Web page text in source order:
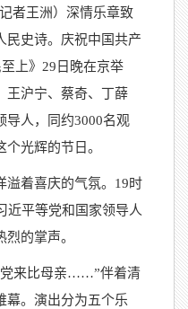
者王洲）深情乐章致
民史诗。庆祝中国共产
上》29日晚在京举
王沪宁、蔡奇、丁薛
导人，同约3000名观
光辉的节日。
溢着喜庆的气氛。19时
近平等党和国家领导人
的掌声。
党来比母亲……”伴着清
幕。演出分为五个乐